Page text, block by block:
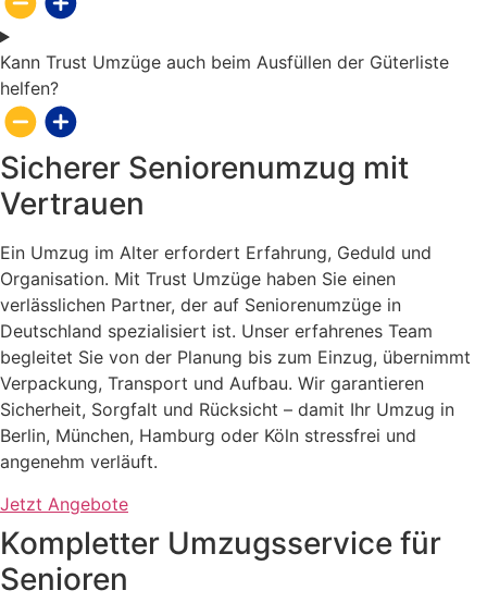
Kann Trust Umzüge auch beim Ausfüllen der Güterliste
helfen?
Sicherer Seniorenumzug mit
Vertrauen
Ein Umzug im Alter erfordert Erfahrung, Geduld und
Organisation. Mit Trust Umzüge haben Sie einen
verlässlichen Partner, der auf Seniorenumzüge in
Deutschland spezialisiert ist. Unser erfahrenes Team
begleitet Sie von der Planung bis zum Einzug, übernimmt
Verpackung, Transport und Aufbau. Wir garantieren
Sicherheit, Sorgfalt und Rücksicht – damit Ihr Umzug in
Berlin, München, Hamburg oder Köln stressfrei und
angenehm verläuft.
Jetzt Angebote
Kompletter Umzugsservice für
Senioren